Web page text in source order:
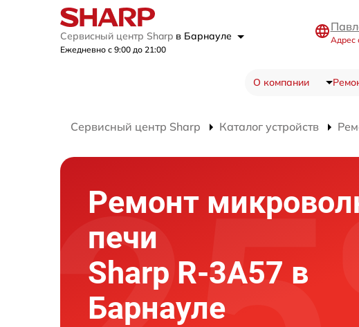
Сервисный центр Sharp в Барнауле
Ежедневно с 9:00 до 21:00
Адрес
О компании
Сервисный центр Sharp Каталог устройств
Ремонт
печи
Sharp R-3A57 в
Барнауле